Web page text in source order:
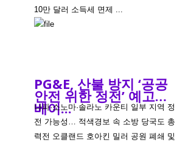
10만 달러 소득세 면제 ...
PG&E, 산불 방지 ‘공공
안전 위한 정전’ 예고…
베이...
나파·소노마·솔라노 카운티 일부 지역 정
전 가능성… 적색경보 속 소방 당국도 총
력전 오클랜드 호아킨 밀러 공원 폐쇄 및